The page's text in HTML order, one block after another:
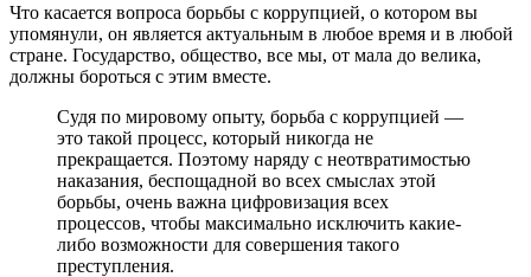
Что касается вопроса борьбы с коррупцией, о котором вы
упомянули, он является актуальным в любое время и в любой
стране. Государство, общество, все мы, от мала до велика,
должны бороться с этим вместе.
Судя по мировому опыту, борьба с коррупцией —
это такой процесс, который никогда не
прекращается. Поэтому наряду с неотвратимостью
наказания, беспощадной во всех смыслах этой
борьбы, очень важна цифровизация всех
процессов, чтобы максимально исключить какие-
либо возможности для совершения такого
преступления.